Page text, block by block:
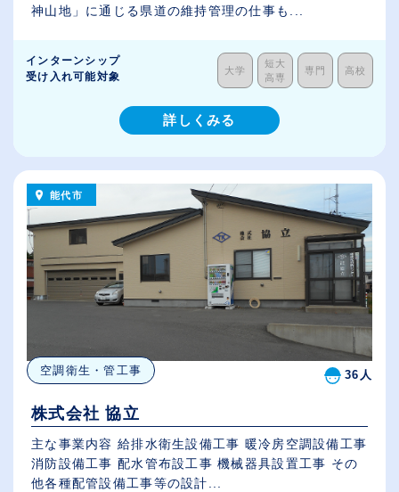
神山地」に通じる県道の維持管理の仕事も...
インターンシップ
受け入れ可能対象
大学
短大
高専
専門 高校
詳しくみる
能代市
空調衛生・管工事 36人
株式会社 協立
主な事業内容 給排水衛生設備工事 暖冷房空調設備工事
消防設備工事 配水管布設工事 機械器具設置工事 その
他各種配管設備工事等の設計...